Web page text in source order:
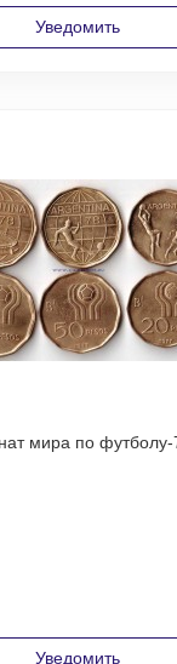
Уведомить
по футболу-78. Набор
Уведомить